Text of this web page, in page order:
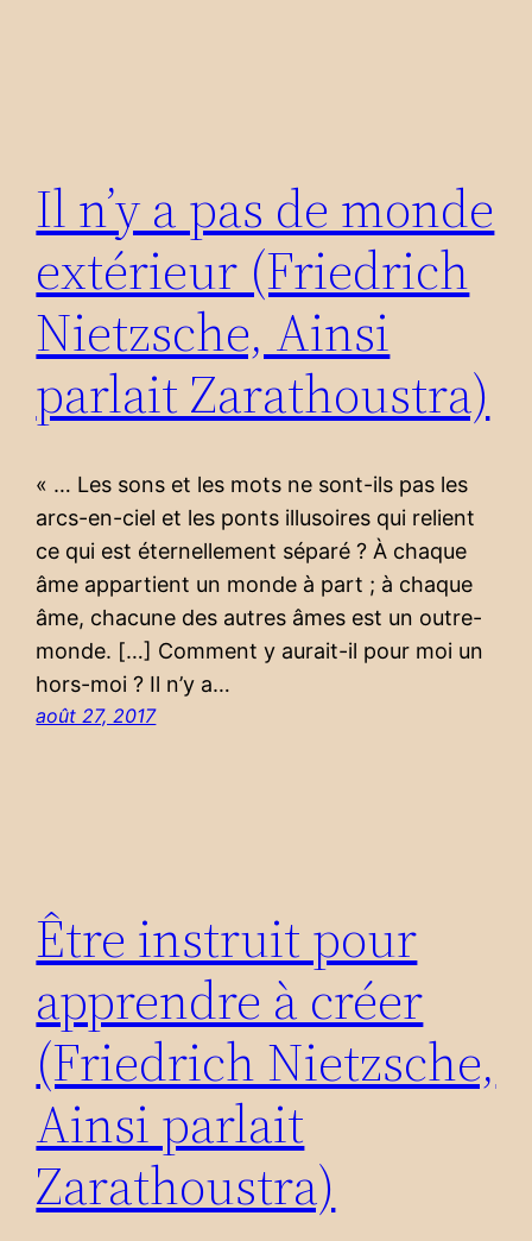
Il n’y a pas de monde
extérieur (Friedrich
Nietzsche, Ainsi
parlait Zarathoustra)
« … Les sons et les mots ne sont-ils pas les
arcs-en-ciel et les ponts illusoires qui relient
ce qui est éternellement séparé ? À chaque
âme appartient un monde à part ; à chaque
âme, chacune des autres âmes est un outre-
monde. […] Comment y aurait-il pour moi un
hors-moi ? Il n’y a…
août 27, 2017
Être instruit pour
apprendre à créer
(Friedrich Nietzsche,
Ainsi parlait
Zarathoustra)